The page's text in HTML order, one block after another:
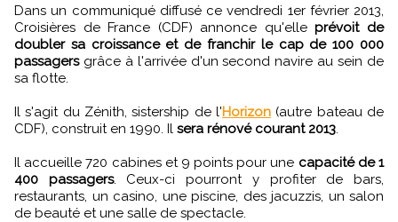
Dans un communiqué diffusé ce vendredi 1er février 2013,
Croisières de France (CDF) annonce qu'elleprévoit de
doubler sa croissance et de franchir le cap de 100 000
passagersgrâce à l'arrivée d'un second navire au sein de
sa flotte.
Il s'agit du Zénith, sistership de l'Horizon (autre bateau de
CDF), construit en 1990. Il sera rénové courant 2013
Il accueille 720 cabines et 9 points pour une capacité de 1
400 passagers. Ceux-ci pourront y profiter de bars,
restaurants, un casino, une piscine, des jacuzzis, un salon
de beauté et une salle de spectacle.